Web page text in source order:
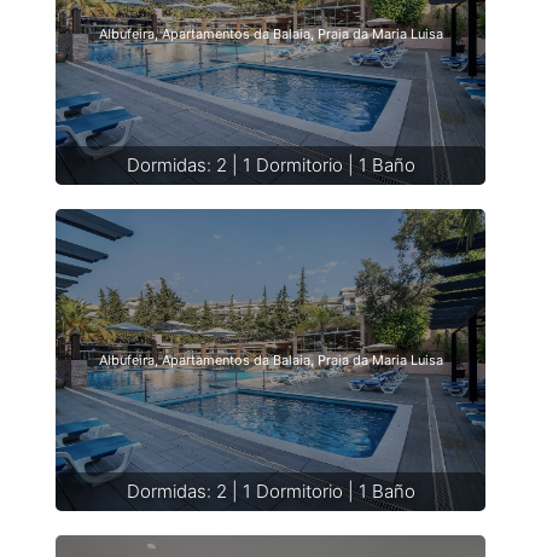
Albufeira, Apartamentos da Balaia, Praia da Maria Luisa
Dormidas: 2 | 1 Dormitorio | 1 Baño
Albufeira, Apartamentos da Balaia, Praia da Maria Luisa
Dormidas: 2 | 1 Dormitorio | 1 Baño